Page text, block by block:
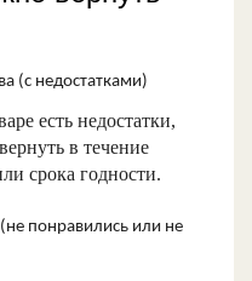
(с недостатками)
есть недостатки,
в течение
срока годности.
понравились или не